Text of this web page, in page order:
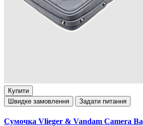
Купити
Швидке замовлення
Задати питання
Сумочка Vlieger & Vandam Camera